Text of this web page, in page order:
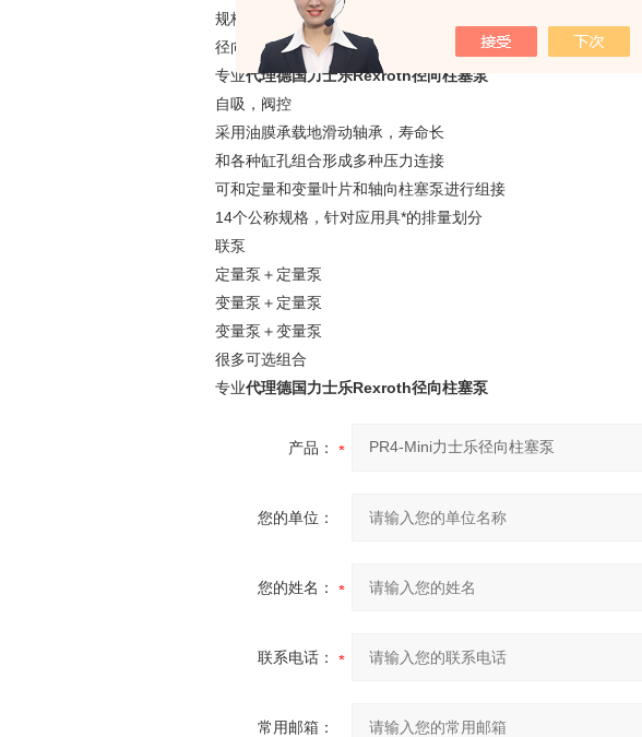
规格1.6至20.0
径向柱塞泵有3、5或10个活塞
专业代理德国力士乐Rexroth径向柱塞泵
自吸，阀控
采用油膜承载地滑动轴承，寿命长
和各种缸孔组合形成多种压力连接
可和定量和变量叶片和轴向柱塞泵进行组接
14个公称规格，针对应用具*的排量划分
联泵
定量泵＋定量泵
变量泵＋定量泵
变量泵＋变量泵
很多可选组合
专业代理德国力士乐Rexroth径向柱塞泵
产品：
您的单位：
您的姓名：
联系电话：
常用邮箱：